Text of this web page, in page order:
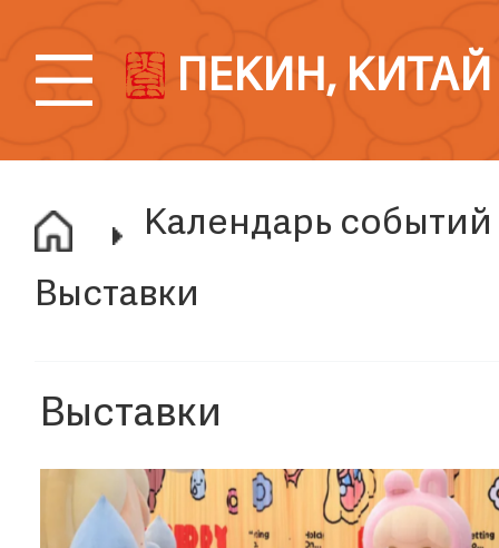
ПЕКИН, КИТАЙ
Календарь событий
Выставки
Выставки